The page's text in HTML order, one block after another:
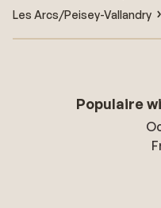
Les Arcs/Peisey-Vallandry
Populaire